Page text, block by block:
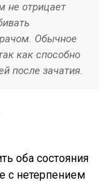
не отрицает
Обычное
как способно
после зачатия.
оба состояния
с нетерпением